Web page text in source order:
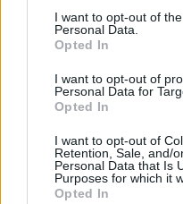
I want to opt-out of
Personal Data.
Opted In
I want to opt-out of
Personal Data for
Opted In
I want to opt-out of
Retention, Sale, and/
Personal Data that Is
Purposes for which it
Opted In
ανεμιστήρα – Οι
TAGS: